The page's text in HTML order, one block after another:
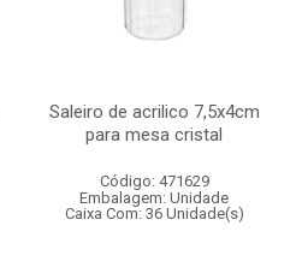
Saleiro de acrilico 7,5x4cm
para mesa cristal
Código: 471629
Embalagem: Unidade
Caixa Com: 36 Unidade(s)